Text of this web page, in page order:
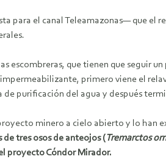
para el canal Teleamazonas— que el
escombreras, que tienen que seguir
primero viene el
purificación del agua y después
minero a cielo abierto y lo han
tres osos de anteojos (Tremarctos
proyecto Cóndor Mirador.